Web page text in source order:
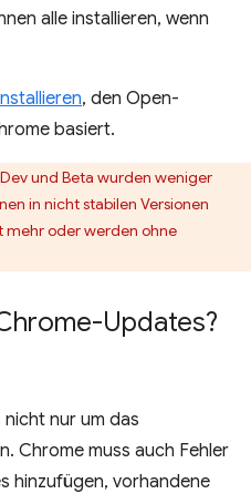
alle installieren, wenn
, den Open-
basiert.
und Beta wurden weniger
in nicht stabilen Versionen
oder werden ohne
Updates?
nicht nur um das
Chrome muss auch Fehler
hinzufügen, vorhandene